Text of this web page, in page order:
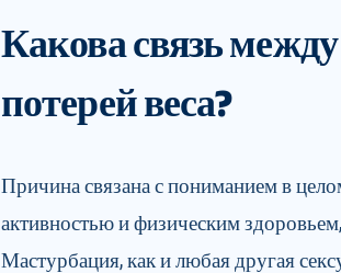
Какова связь
потерей веса?
Причина связана с пониманием в
активностью и физическим
Мастурбация, как и любая другая